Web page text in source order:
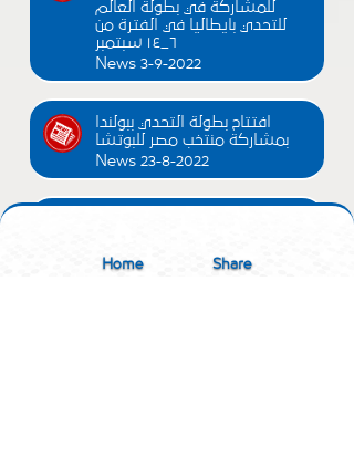
للمشاركة في بطولة العالم
للتحدي بايطاليا في الفترة من
٦_١٤ سبتمبر
News 3-9-2022
افتتاح بطولة التحدي ببولندا
بمشاركة منتخب مصر للبوتشا
News 23-8-2022
News 22-8-2022
Home Share